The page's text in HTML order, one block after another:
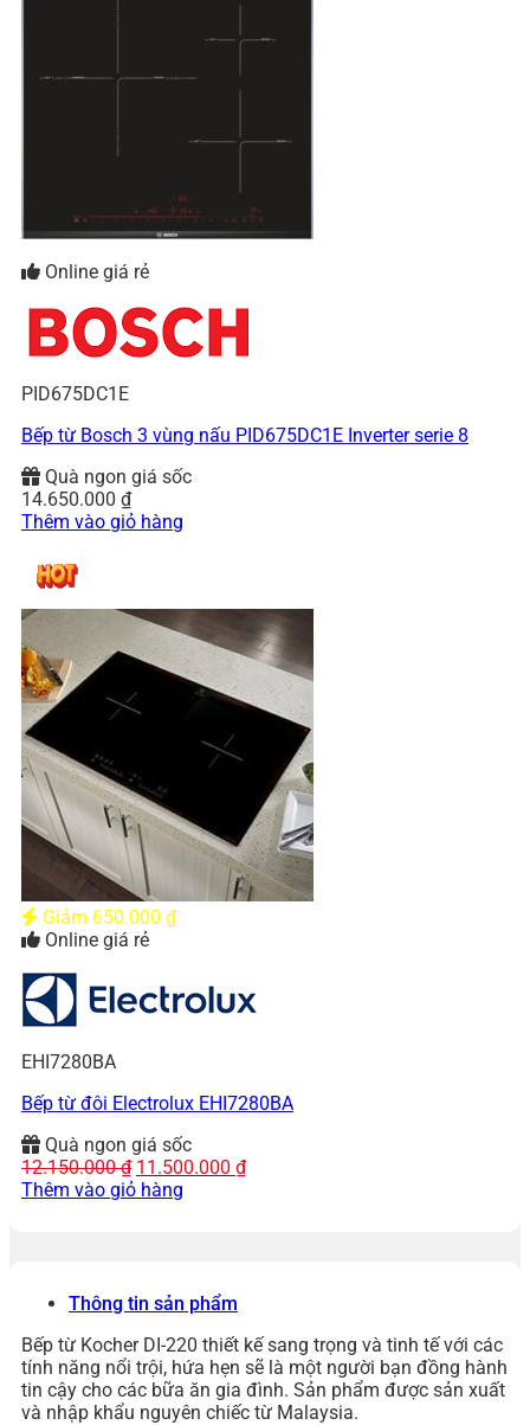
Online giá rẻ
PID675DC1E
Bếp từ Bosch 3 vùng nấu PID675DC1E Inverter serie 8
Quà ngon giá sốc
14.650.000 ₫
Thêm vào giỏ hàng
Giảm 650.000 ₫
Online giá rẻ
EHI7280BA
Bếp từ đôi Electrolux EHI7280BA
Quà ngon giá sốc
12.150.000₫ Giá
gốc
11.500.000 ₫Giá
Thêm vào giỏ hàng
Thông tin sản phẩm
Bếp từ Kocher DI-220 thiết kế sang trọng và tinh tế với các
tính năng nổi trội, hứa hẹn sẽ là một người bạn đồng hành
tin cậy cho các bữa ăn gia đình. Sản phẩm được sản xuất
và nhập khẩu nguyên chiếc từ Malaysia.